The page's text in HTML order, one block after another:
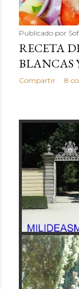
Publicado por
RECETA
BLANCAS
Compartir 8